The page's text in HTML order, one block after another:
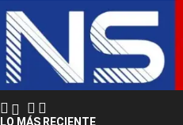
LO MÁS RECIENTE